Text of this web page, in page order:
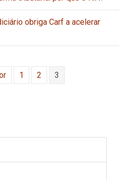
obriga Carf a acelerar
1 2 3